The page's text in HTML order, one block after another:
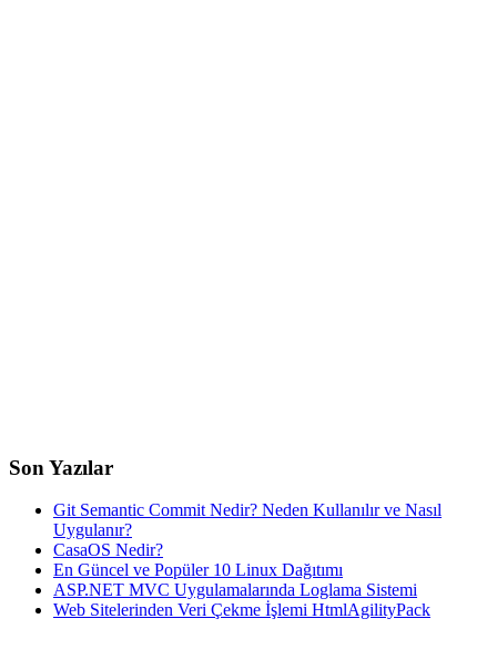
Son Yazılar
Git Semantic Commit Nedir? Neden Kullanılır ve Nasıl
Uygulanır?
CasaOS Nedir?
En Güncel ve Popüler 10 Linux Dağıtımı
ASP.NET MVC Uygulamalarında Loglama Sistemi
Web Sitelerinden Veri Çekme İşlemi HtmlAgilityPack